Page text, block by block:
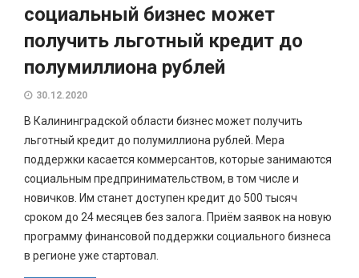
социальный бизнес может
получить льготный кредит до
полумиллиона рублей
30.12.2020
В Калининградской области бизнес может получить
льготный кредит до полумиллиона рублей. Мера
поддержки касается коммерсантов, которые занимаются
социальным предпринимательством, в том числе и
новичков. Им станет доступен кредит до 500 тысяч
сроком до 24 месяцев без залога. Приём заявок на новую
программу финансовой поддержки социального бизнеса
в регионе уже стартовал.